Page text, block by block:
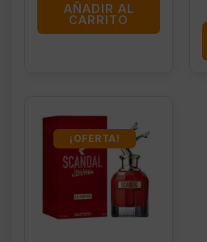
AÑADIR AL
CARRITO
¡OFERTA!